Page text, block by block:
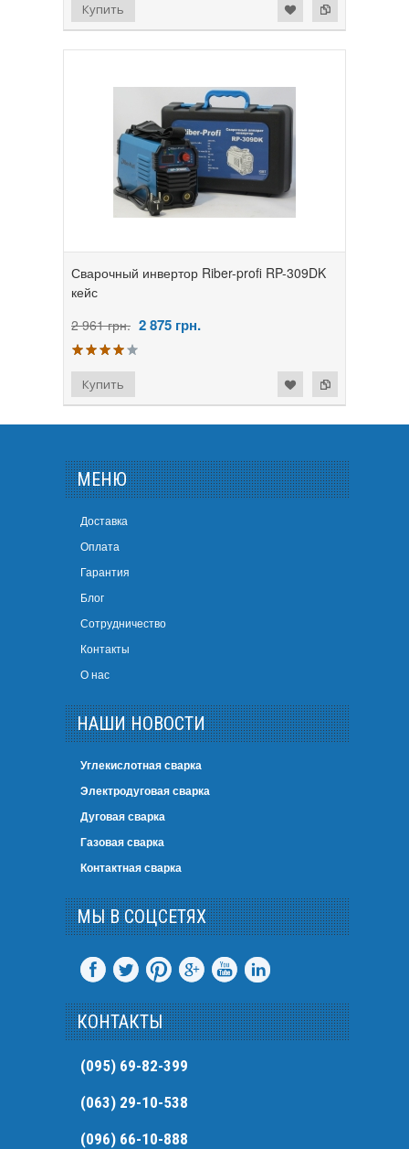
Сварочный инвертор Riber-profi RP-309DK
кейс
2 961 грн. 2 875 грн.
МЕНЮ
Доставка
Оплата
Гарантия
Блог
Сотрудничество
Контакты
О нас
НАШИ НОВОСТИ
Углекислотная сварка
Электродуговая сварка
Дуговая сварка
Газовая сварка
Контактная сварка
МЫ В СОЦСЕТЯХ
КОНТАКТЫ
(095) 69-82-399
(063) 29-10-538
(096) 66-10-888